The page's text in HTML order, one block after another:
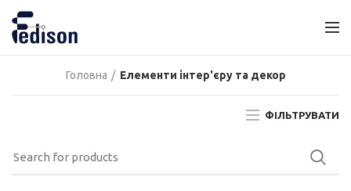
Головна Елементи інтер'єру та декор
ФІЛЬТРУВАТИ